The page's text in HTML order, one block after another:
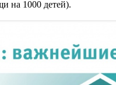
на 1000 детей).